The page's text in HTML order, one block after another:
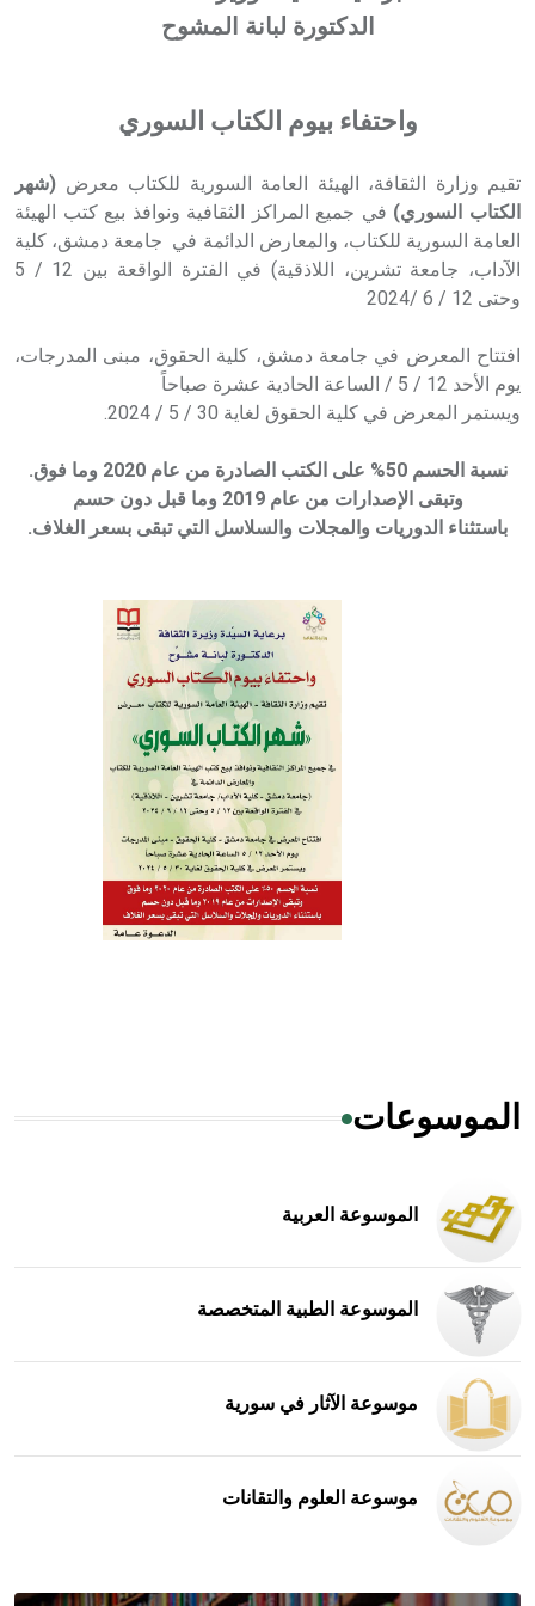
الدكتورة لبانة المشوح
واحتفاء بيوم الكتاب السوري
تقيم وزارة الثقافة، الهيئة العامة السورية للكتاب معرض (شهر
الكتاب السوري) في جميع المراكز الثقافية ونوافذ بيع كتب الهيئة
العامة السورية للكتاب، والمعارض الدائمة في جامعة دمشق، كلية
الآداب، جامعة تشرين، اللاذقية) في الفترة الواقعة بين 12 / 5
وحتى 12 / 6 /2024
افتتاح المعرض في جامعة دمشق، كلية الحقوق، مبنى المدرجات،
يوم الأحد 12 / 5 / الساعة الحادية عشرة صباحاً
ويستمر المعرض في كلية الحقوق لغاية 30 / 5 / 2024.
نسبة الحسم 50% على الكتب الصادرة من عام 2020 وما فوق.
وتبقى الإصدارات من عام 2019 وما قبل دون حسم
باستثناء الدوريات والمجلات والسلاسل التي تبقى بسعر الغلاف.
الموسوعات
الموسوعة العربية
الموسوعة الطبية المتخصصة
موسوعة الآثار في سورية
موسوعة العلوم والتقانات